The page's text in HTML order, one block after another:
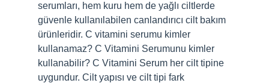
serumları, hem kuru hem de yağlı ciltlerde
güvenle kullanılabilen canlandırıcı cilt bakım
ürünleridir. C vitamini serumu kimler
kullanamaz? C Vitamini Serumunu kimler
kullanabilir? C Vitamini Serum her cilt tipine
uygundur. Cilt yapısı ve cilt tipi fark